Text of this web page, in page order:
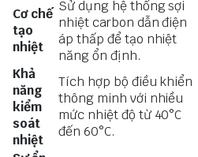
Cơ chế
tạo
nhiệt
Sử dụng hệ thống sợi
nhiệt carbon dẫn điện
áp thấp để tạo nhiệt
năng ổn định.
Khả
năng
kiểm
soát
nhiệt
Tích hợp bộ điều khiển
thông minh với nhiều
mức nhiệt độ từ 40°C
đến 60°C.